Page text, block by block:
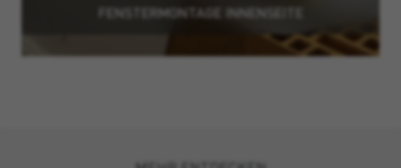
FENSTERMONTAGE INNENSEITE